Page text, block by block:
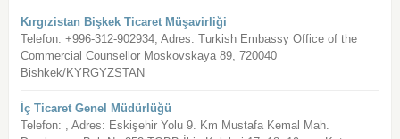
Kırgızistan Bişkek Ticaret Müşavirliği
Telefon: +996-312-902934, Adres: Turkish Embassy Office of the
Commercial Counsellor Moskovskaya 89, 720040
Bishkek/KYRGYZSTAN
İç Ticaret Genel Müdürlüğü
Telefon: , Adres: Eskişehir Yolu 9. Km Mustafa Kemal Mah.